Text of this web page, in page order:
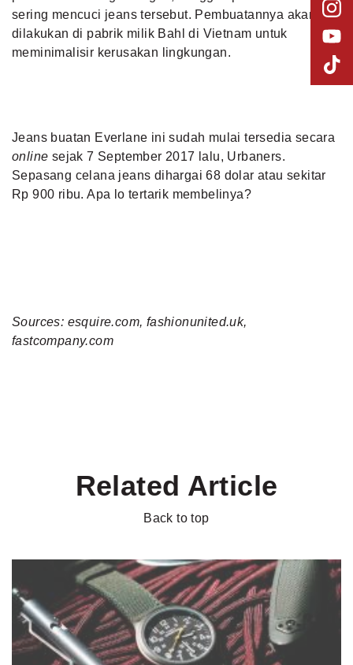
sering mencuci jeans tersebut. Pembuatannya akan
dilakukan di pabrik milik Bahl di Vietnam untuk
meminimalisir kerusakan lingkungan.
Jeans buatan Everlane ini sudah mulai tersedia secara
online sejak 7 September 2017 lalu, Urbaners.
Sepasang celana jeans dihargai 68 dolar atau sekitar
Rp 900 ribu. Apa lo tertarik membelinya?
Sources: esquire.com, fashionunited.uk,
fastcompany.com
Related Article
Back to top